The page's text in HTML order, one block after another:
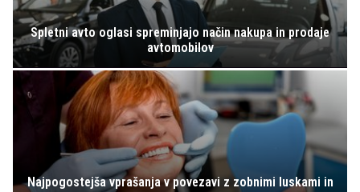
Spletni avto oglasi spreminjajo način nakupa in prodaje
avtomobilov
Najpogostejša vprašanja v povezavi z zobnimi luskami in